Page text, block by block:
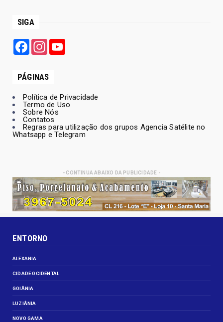
SIGA
FacebookInstagram
PÁGINAS
Política de Privacidade
Termo de Uso
Sobre Nós
Contatos
Regras para utilização dos grupos Agencia Satélite no
Whatsapp e Telegram
- CONTINUA ABAIXO DA PUBLICIDADE -
ENTORNO
ALEXANIA
CIDADE OCIDENTAL
GOIÂNIA
LUZIÂNIA
NOVO GAMA